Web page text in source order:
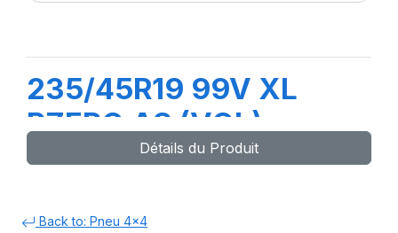
235/45R19 99V XL
PZERO AS (VOL)
Détails du Produit
Back to: Pneu 4x4